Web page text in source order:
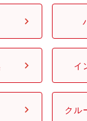
着・空調服
ートウェア
自重堂イ
クル